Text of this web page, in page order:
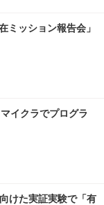
ミッション報告会」
イクラでプログラ
けた実証実験で「有